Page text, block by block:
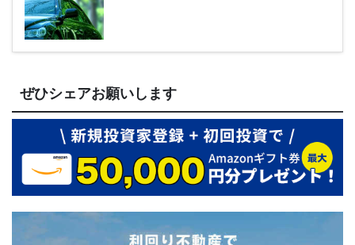
ぜひシェアお願いします